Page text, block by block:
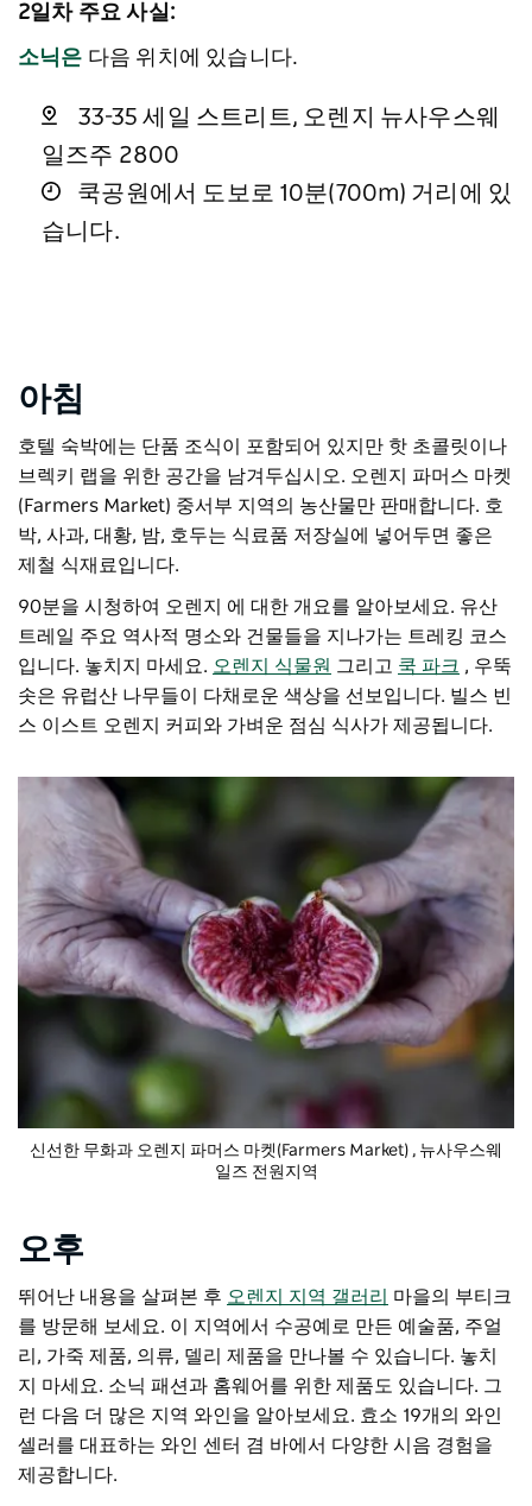
2일차 주요 사실:
소닉은 다음 위치에 있습니다.
33-35 세일 스트리트, 오렌지 뉴사우스웨
일즈주 2800
쿡공원에서 도보로 10분(700m) 거리에 있
습니다.
아침
호텔 숙박에는 단품 조식이 포함되어 있지만 핫 초콜릿이나
브렉키 랩을 위한 공간을 남겨두십시오. 오렌지 파머스 마켓
(Farmers Market) 중서부 지역의 농산물만 판매합니다. 호
박, 사과, 대황, 밤, 호두는 식료품 저장실에 넣어두면 좋은
제철 식재료입니다.
90분을 시청하여 오렌지 에 대한 개요를 알아보세요. 유산
트레일 주요 역사적 명소와 건물들을 지나가는 트레킹 코스
입니다. 놓치지 마세요. 오렌지 식물원 그리고 쿡 파크 , 우뚝
솟은 유럽산 나무들이 다채로운 색상을 선보입니다. 빌스 빈
스 이스트 오렌지
커피와 가벼운 점심 식사가 제공됩니다.
신선한 무화과 오렌지 파머스 마켓(Farmers Market) , 뉴사우스웨
일즈 전원지역
오후
뛰어난 내용을 살펴본 후 오렌지 지역 갤러리
마을의 부티크
를 방문해 보세요. 이 지역에서 수공예로 만든 예술품, 주얼
리, 가죽 제품, 의류, 델리 제품을 만나볼 수 있습니다. 놓치
지 마세요. 소닉 패션과 홈웨어를 위한 제품도 있습니다. 그
런 다음 더 많은 지역 와인을 알아보세요. 효소 19개의 와인
셀러를 대표하는 와인 센터 겸 바에서 다양한 시음 경험을
제공합니다.